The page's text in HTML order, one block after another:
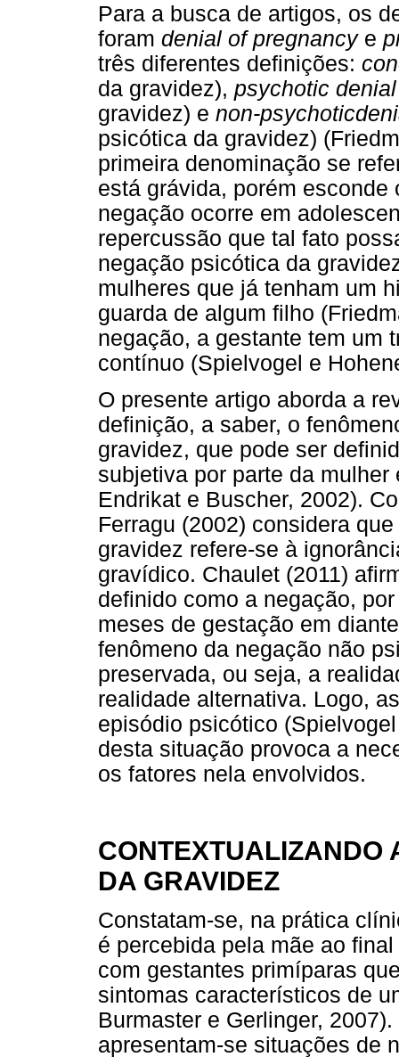
Para a busca de artigos, os
foram denial of pregnancye
três diferentes definições:
da gravidez), psychotic
gravidez) e non-
psicótica da gravidez)
primeira denominação se
está grávida, porém
negação ocorre em
repercussão que tal fato
negação psicótica da
mulheres que já tenham um
guarda de algum filho
negação, a gestante tem um
contínuo (Spielvogel e
O presente artigo aborda a
definição, a saber, o
gravidez, que pode ser
subjetiva por parte da
Endrikat e Buscher, 2002).
Ferragu (2002) considera
gravidez refere-se à
gravídico. Chaulet (2011)
definido como a negação,
meses de gestação em
fenômeno da negação não
preservada, ou seja, a
realidade alternativa. Logo,
episódio psicótico
desta situação provoca a
os fatores nela envolvidos.
CONTEXTUALIZANDO
DA GRAVIDEZ
Constatam-se, na prática
é percebida pela mãe ao
com gestantes primíparas
sintomas característicos de
Burmaster e Gerlinger,
apresentam-se situações de